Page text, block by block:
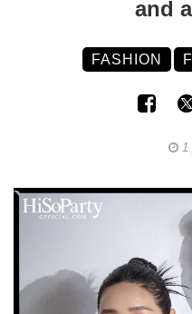
and
FASHION